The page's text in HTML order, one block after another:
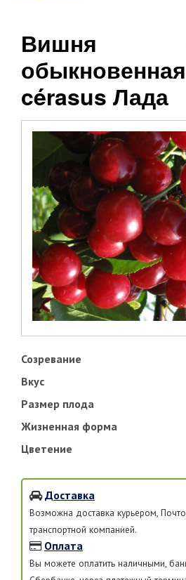
Вишня
cérasus Лада
Созревание
Вкус
Размер плода
Жизненная форма
Цветение
Доставка
Возможна доставка курьером,
транспортной компанией.
Оплата
Вы можете оплатить наличными,